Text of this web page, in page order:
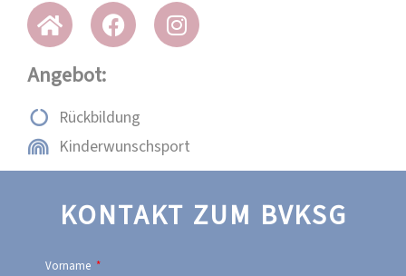
Angebot:
Rückbildung
Kinderwunschsport
KONTAKT ZUM BVKSG
Vorname